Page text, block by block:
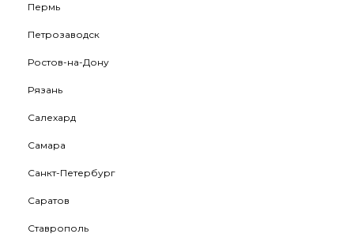
Пермь
Петрозаводск
Ростов-на-Дону
Рязань
Салехард
Самара
Санкт-Петербург
Саратов
Ставрополь